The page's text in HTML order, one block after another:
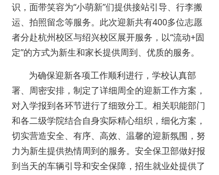
识，面带笑容为“小萌新”们提供接站引导、行李搬
运、拍照留念等服务。此次迎新共有400多位志愿
者分赴杭州校区与绍兴校区展开服务，以“流动+固
定”的方式为新生和家长提供周到、优质的服务。
为确保迎新各项工作顺利进行，学校认真部
署、周密安排，制定了详细周全的迎新工作方案，
对入学报到各环节进行了细致分工。相关职能部门
和各二级学院结合自身实际精心组织，细化方案，
切实营造安全、有序、高效、温馨的迎新氛围，努
力为新生提供热情周到的服务。安全保卫部做好报
到当天的车辆引导和安全保障，招生就业处提供了